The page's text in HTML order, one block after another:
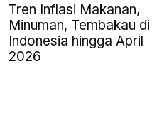
Tren Inflasi Makanan,
Minuman, Tembakau di
Indonesia hingga April
2026